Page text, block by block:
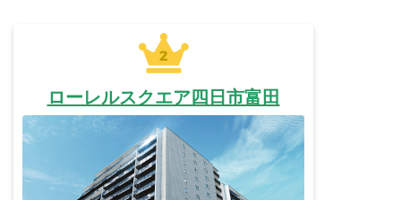
ローレルスクエア四日市富田